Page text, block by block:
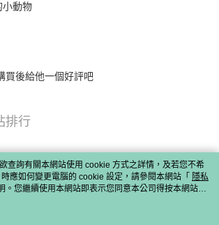
小動物
買後給他一個好評吧
排行
查詢有關本網站使用 cookie 方式之詳情，及若您不希
應如何變更電腦的 cookie 設定，請參閱本網站「 隱私
。您繼續使用本網站即表示您同意本公司得按本網站使
cookie。